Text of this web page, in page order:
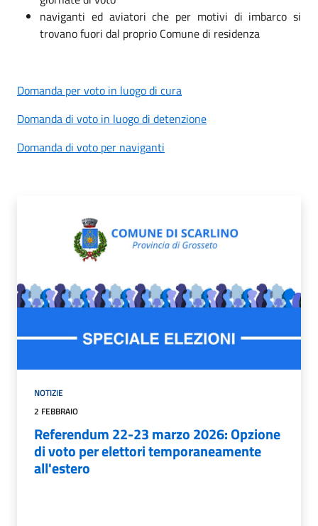
naviganti ed aviatori che per motivi di imbarco si
trovano fuori dal proprio Comune di residenza
Domanda per voto in luogo di cura
Domanda di voto in luogo di detenzione
Domanda di voto per naviganti
NOTIZIE
2 FEBBRAIO
Referendum 22-23 marzo 2026: Opzione
di voto per elettori temporaneamente
all'estero